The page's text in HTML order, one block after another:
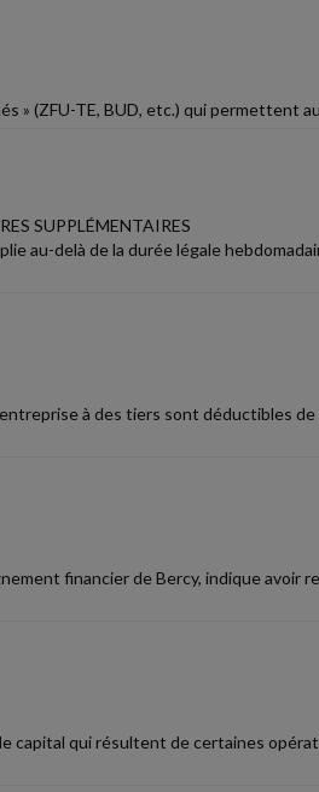
» (ZFU-TE, BUD, etc.) qui permettent
SUPPLÉMENTAIRES
au-delà de la durée légale
à des tiers sont déductibles
financier de Bercy, indique avoir
capital qui résultent de certaines